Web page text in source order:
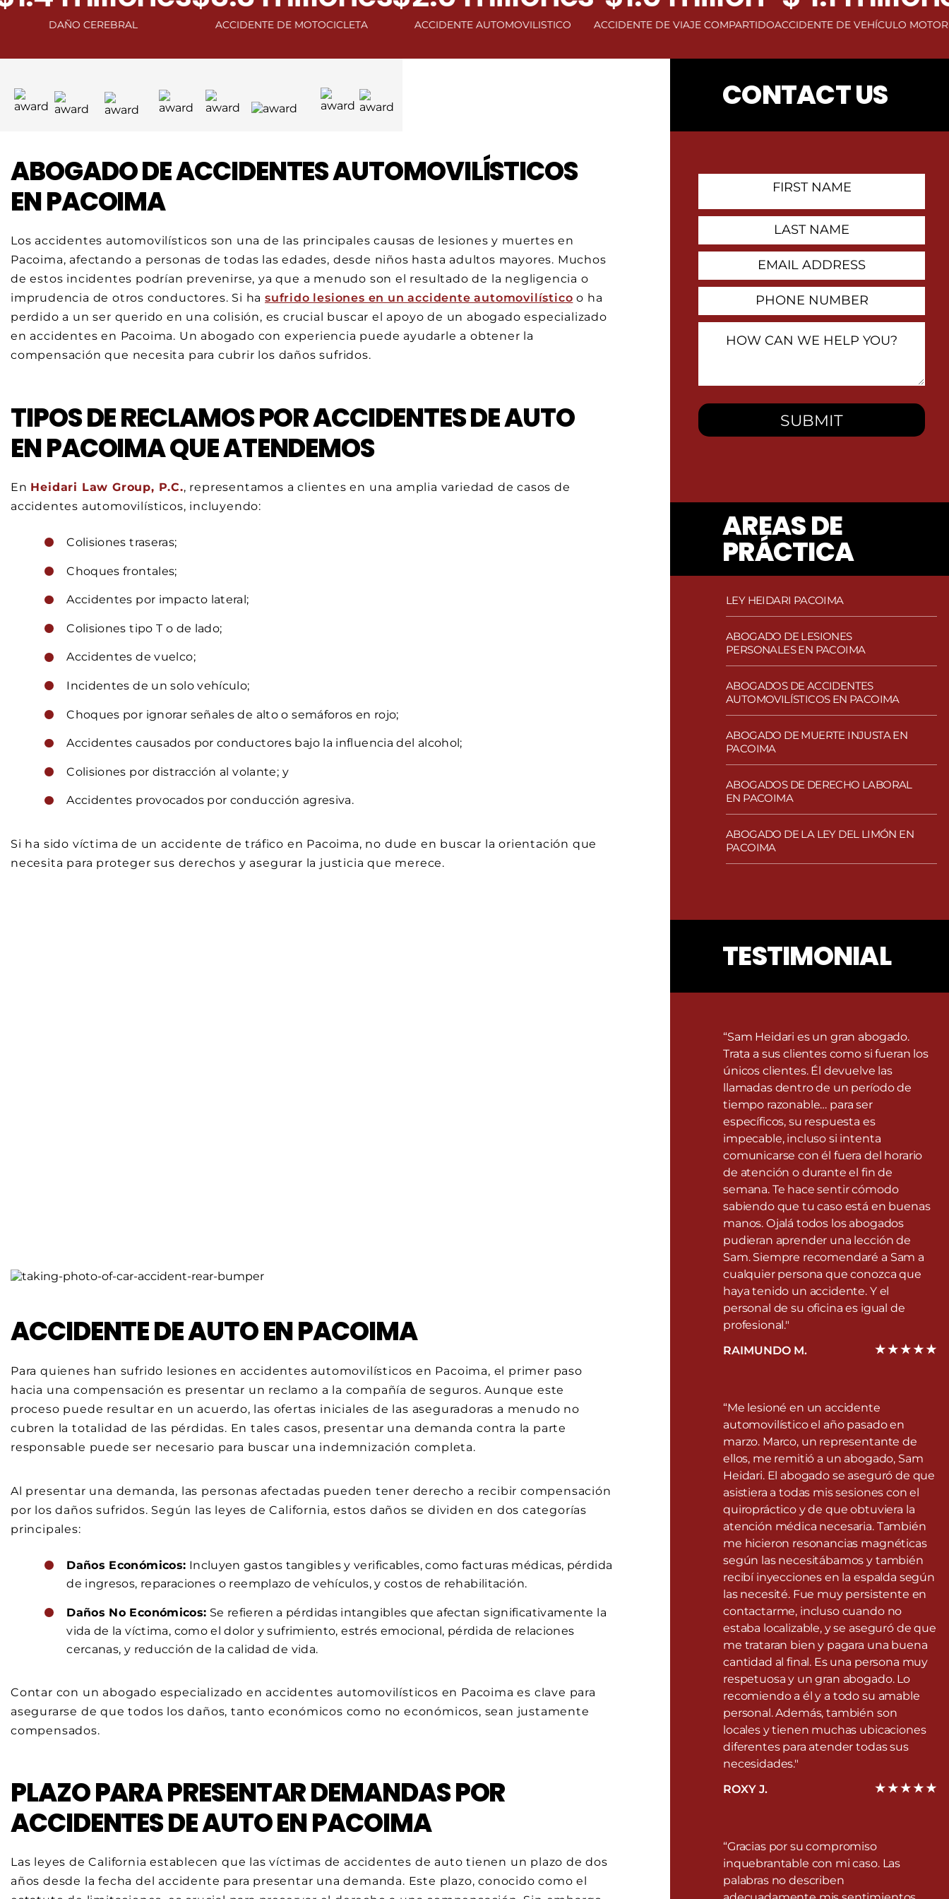
CEREBRAL ACCIDENTE DE MOTOCICLETA ACCIDENTE AUTOMOVILISTICO ACCIDENTE DE VIAJE COMPARTIDOACCIDENTE DE VEHÍCULO MOTORIZADO
ABOGADO DE ACCIDENTES AUTOMOVILÍSTICOS
EN PACOIMA
Los accidentes automovilísticos son una de las principales causas de lesiones y muertes en
Pacoima, afectando a personas de todas las edades, desde niños hasta adultos mayores. Muchos
de estos incidentes podrían prevenirse, ya que a menudo son el resultado de la negligencia o
imprudencia de otros conductores. Si ha sufrido lesiones en un accidente automovilístico o ha
perdido a un ser querido en una colisión, es crucial buscar el apoyo de un abogado especializado
en accidentes en Pacoima. Un abogado con experiencia puede ayudarle a obtener la
compensación que necesita para cubrir los daños sufridos.
TIPOS DE RECLAMOS POR ACCIDENTES DE AUTO
EN PACOIMA QUE ATENDEMOS
En Heidari Law Group, P.C., representamos a clientes en una amplia variedad de casos de
accidentes automovilísticos, incluyendo:
Colisiones traseras;
Choques frontales;
Accidentes por impacto lateral;
Colisiones tipo T o de lado;
Accidentes de vuelco;
Incidentes de un solo vehículo;
Choques por ignorar señales de alto o semáforos en rojo;
Accidentes causados por conductores bajo la influencia del alcohol;
Colisiones por distracción al volante; y
Accidentes provocados por conducción agresiva.
Si ha sido víctima de un accidente de tráfico en Pacoima, no dude en buscar la orientación que
necesita para proteger sus derechos y asegurar la justicia que merece.
ACCIDENTE DE AUTO EN PACOIMA
Para quienes han sufrido lesiones en accidentes automovilísticos en Pacoima, el primer paso
hacia una compensación es presentar un reclamo a la compañía de seguros. Aunque este
proceso puede resultar en un acuerdo, las ofertas iniciales de las aseguradoras a menudo no
cubren la totalidad de las pérdidas. En tales casos, presentar una demanda contra la parte
responsable puede ser necesario para buscar una indemnización completa.
Al presentar una demanda, las personas afectadas pueden tener derecho a recibir compensación
por los daños sufridos. Según las leyes de California, estos daños se dividen en dos categorías
principales:
Daños Económicos: Incluyen gastos tangibles y verificables, como facturas médicas, pérdida
de ingresos, reparaciones o reemplazo de vehículos, y costos de rehabilitación.
Daños No Económicos: Se refieren a pérdidas intangibles que afectan significativamente la
vida de la víctima, como el dolor y sufrimiento, estrés emocional, pérdida de relaciones
cercanas, y reducción de la calidad de vida.
Contar con un abogado especializado en accidentes automovilísticos en Pacoima es clave para
asegurarse de que todos los daños, tanto económicos como no económicos, sean justamente
compensados.
PLAZO PARA PRESENTAR DEMANDAS POR
ACCIDENTES DE AUTO EN PACOIMA
Las leyes de California establecen que las víctimas de accidentes de auto tienen un plazo de dos
años desde la fecha del accidente para presentar una demanda. Este plazo, conocido como el
CONTACT US
Contact
You?
AREAS DE
PRÁCTICA
LEY HEIDARI PACOIMA
ABOGADO DE LESIONES
PERSONALES EN PACOIMA
ABOGADOS DE ACCIDENTES
AUTOMOVILÍSTICOS EN PACOIMA
ABOGADO DE MUERTE INJUSTA EN
PACOIMA
ABOGADOS DE DERECHO LABORAL
EN PACOIMA
ABOGADO DE LA LEY DEL LIMÓN EN
PACOIMA
TESTIMONIAL
“Sam Heidari es un gran abogado.
Trata a sus clientes como si fueran los
únicos clientes. Él devuelve las
llamadas dentro de un período de
tiempo razonable… para ser
específicos, su respuesta es
impecable, incluso si intenta
comunicarse con él fuera del horario
de atención o durante el fin de
semana. Te hace sentir cómodo
sabiendo que tu caso está en buenas
manos. Ojalá todos los abogados
pudieran aprender una lección de
Sam. Siempre recomendaré a Sam a
cualquier persona que conozca que
haya tenido un accidente. Y el
personal de su oficina es igual de
profesional."
RAIMUNDO M.
“Me lesioné en un accidente
automovilístico el año pasado en
marzo. Marco, un representante de
ellos, me remitió a un abogado, Sam
Heidari. El abogado se aseguró de que
asistiera a todas mis sesiones con el
quiropráctico y de que obtuviera la
atención médica necesaria. También
me hicieron resonancias magnéticas
según las necesitábamos y también
recibí inyecciones en la espalda según
las necesité. Fue muy persistente en
contactarme, incluso cuando no
estaba localizable, y se aseguró de que
me trataran bien y pagara una buena
cantidad al final. Es una persona muy
respetuosa y un gran abogado. Lo
recomiendo a él y a todo su amable
personal. Además, también son
locales y tienen muchas ubicaciones
diferentes para atender todas sus
necesidades."
ROXY J.
“Gracias por su compromiso
inquebrantable con mi caso. Las
palabras no describen